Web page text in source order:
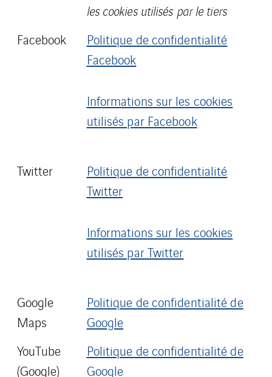
les cookies utilisés par le tiers
Facebook
Politique de confidentialité
Facebook
Informations sur les cookies
utilisés par Facebook
Twitter
Politique de confidentialité
Twitter
Informations sur les cookies
utilisés par Twitter
Google
Maps
Politique de confidentialité de
Google
YouTube
(Google)
Politique de confidentialité de
Google